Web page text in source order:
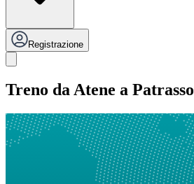
Registrazione
Treno da Atene a Patrasso